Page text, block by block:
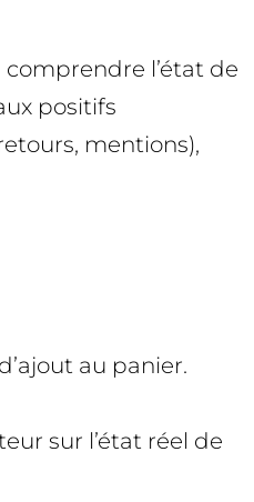
comprendre l’état de
positifs
mentions),
au panier.
sur l’état réel de